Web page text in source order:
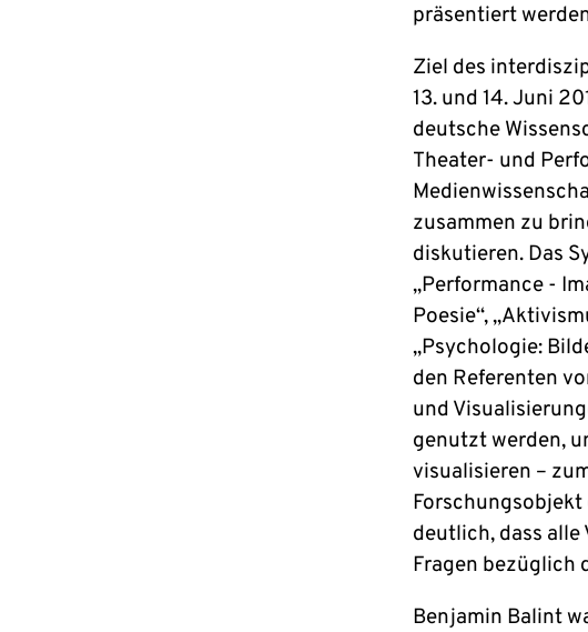
präsentiert
Ziel des
13. und 14. Juni
deutsche
Theater- und
zusammen zu
diskutieren. Das
„Performance -
Poesie“,
„Psychologie:
den Referenten
und
genutzt werden,
visualisieren –
deutlich, dass
Fragen bezüglich
Benjamin Balint